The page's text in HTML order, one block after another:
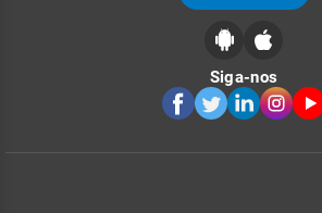
Siga-nos